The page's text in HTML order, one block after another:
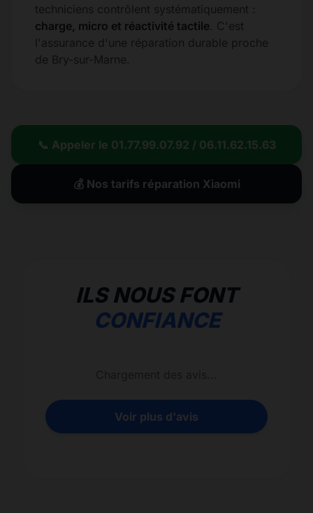
techniciens contrôlent systématiquement :
charge, micro et réactivité tactile. C'est
l'assurance d'une réparation durable proche
de Bry-sur-Marne.
📞 Appeler le 01.77.99.07.92 / 06.11.62.15.63
💰 Nos tarifs réparation Xiaomi
ILS NOUS FONT
CONFIANCE
Voir plus d'avis